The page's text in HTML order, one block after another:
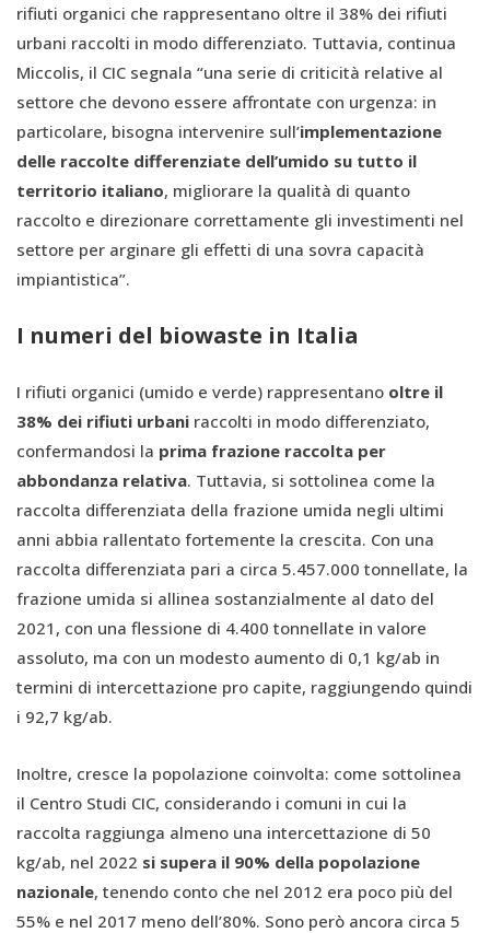
rifiuti organici che rappresentano oltre il 38% dei rifiuti
urbani raccolti in modo differenziato. Tuttavia, continua
Miccolis, il CIC segnala “una serie di criticità relative al
settore che devono essere affrontate con urgenza: in
particolare, bisogna intervenire sull’implementazione
delle raccolte differenziate dell’umido su tutto il
territorio italiano, migliorare la qualità di quanto
raccolto e direzionare correttamente gli investimenti nel
settore per arginare gli effetti di una sovra capacità
impiantistica”.
I numeri del biowaste in Italia
I rifiuti organici (umido e verde) rappresentano oltre il
38% dei rifiuti urbani raccolti in modo differenziato,
confermandosi la prima frazione raccolta per
abbondanza relativa. Tuttavia, si sottolinea come la
raccolta differenziata della frazione umida negli ultimi
anni abbia rallentato fortemente la crescita. Con una
raccolta differenziata pari a circa 5.457.000 tonnellate, la
frazione umida si allinea sostanzialmente al dato del
2021, con una flessione di 4.400 tonnellate in valore
assoluto, ma con un modesto aumento di 0,1 kg/ab in
termini di intercettazione pro capite, raggiungendo quindi
i 92,7 kg/ab.
Inoltre, cresce la popolazione coinvolta: come sottolinea
il Centro Studi CIC, considerando i comuni in cui la
raccolta raggiunga almeno una intercettazione di 50
kg/ab, nel 2022 si supera il 90% della popolazione
nazionale, tenendo conto che nel 2012 era poco più del
55% e nel 2017 meno dell’80%. Sono però ancora circa 5